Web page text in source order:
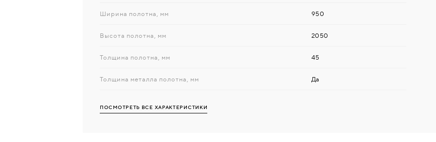
Ширина полотна, мм 950
Высота полотна, мм 2050
Толщина полотна, мм 45
Толщина металла полотна, мм Да
ПОСМОТРЕТЬ ВСЕ ХАРАКТЕРИСТИКИ